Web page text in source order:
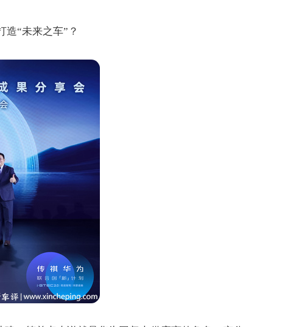
“未来之车”？